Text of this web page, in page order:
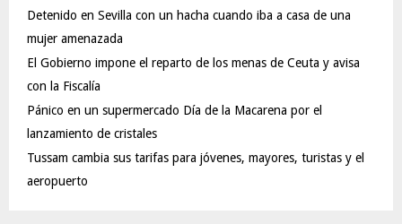
Detenido en Sevilla con un hacha cuando iba a casa de una
mujer amenazada
El Gobierno impone el reparto de los menas de Ceuta y avisa
con la Fiscalía
Pánico en un supermercado Día de la Macarena por el
lanzamiento de cristales
Tussam cambia sus tarifas para jóvenes, mayores, turistas y el
aeropuerto